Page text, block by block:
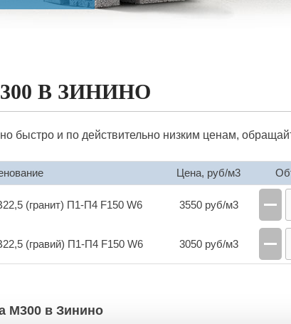
В ЗИНИНО
быстро и по действительно низким ценам,
Цена, руб/м3
(гранит) П1-П4 F150 W6 3550 руб/м3
(гравий) П1-П4 F150 W6 3050 руб/м3
М300 в Зинино